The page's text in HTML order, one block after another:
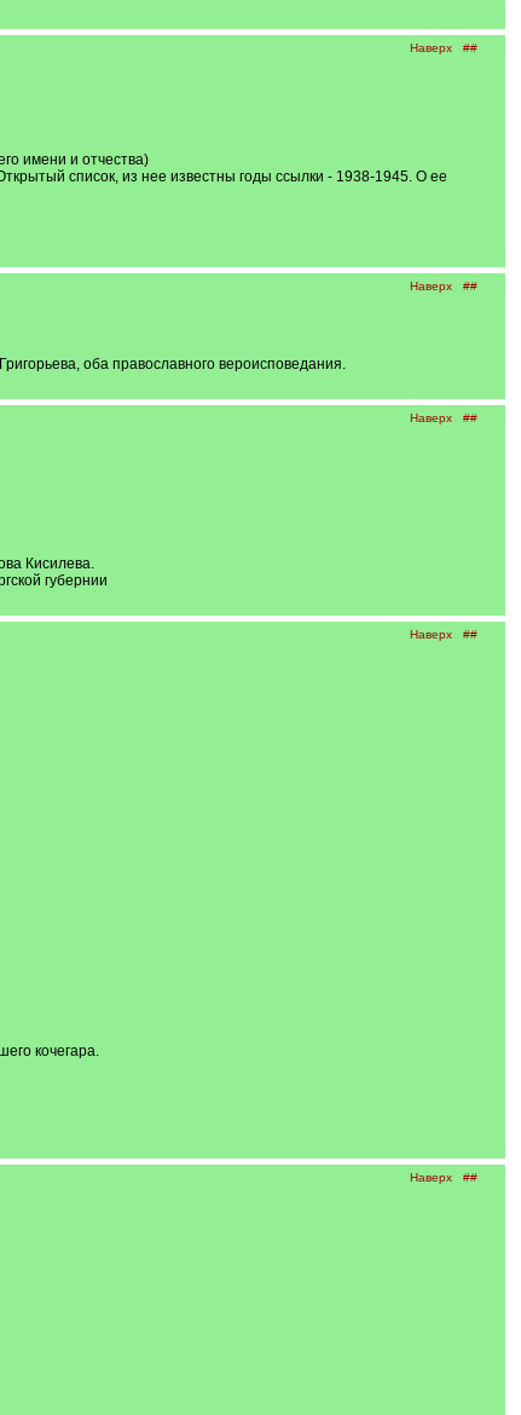
Наверх ##
имени и отчества)
список, из нее известны годы ссылки - 1938-1945. О ее
Наверх ##
оба православного вероисповедания.
Наверх ##
Кисилева.
губернии
Наверх ##
кочегара.
Наверх ##